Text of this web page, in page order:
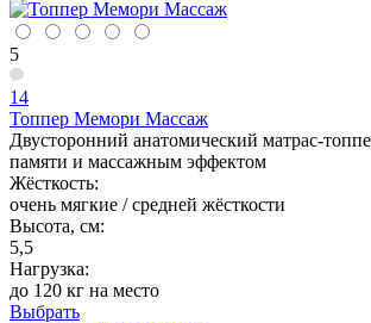
5
14
Топпер Мемори Массаж
Двусторонний анатомический матрас-
памяти и массажным эффектом
Жёсткость:
очень мягкие / средней жёсткости
Высота, см:
5,5
Нагрузка:
до 120 кг на место
Выбрать